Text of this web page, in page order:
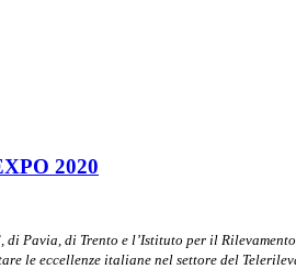
2020
Pavia, di Trento e l’Istituto per il
le eccellenze italiane nel settore del